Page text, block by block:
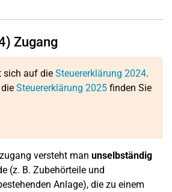
Zugang
sich auf die Steuererklärung 2024.
Steuererklärung 2025 finden Sie
versteht man unselbständig
(z. B. Zubehörteile und
Anlage), die zu einem